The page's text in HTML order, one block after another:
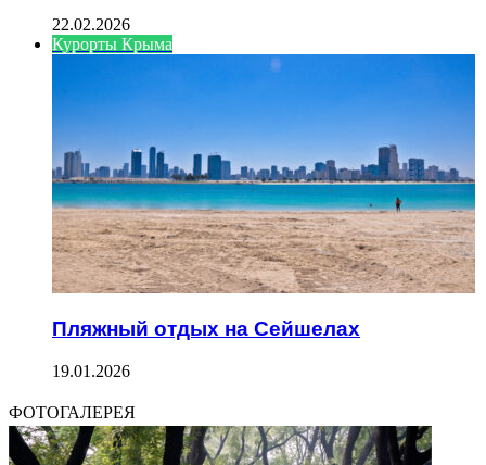
22.02.2026
Курорты Крыма
Пляжный отдых на Сейшелах
19.01.2026
ФОТОГАЛЕРЕЯ